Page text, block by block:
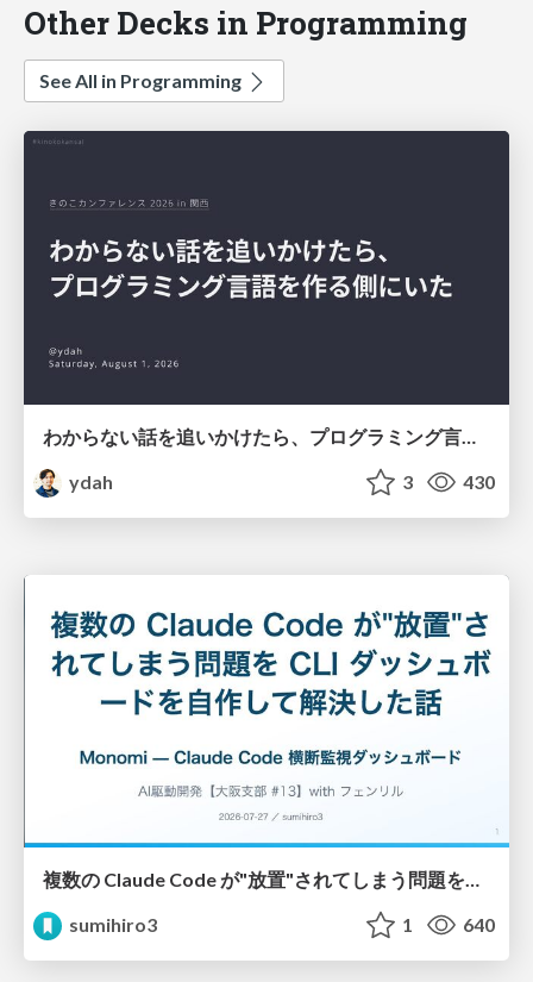
Other Decks in Programming
See All in Programming
ydah
3 430
複数の Claude Code が"放置"されてしまう問題をCLI ダッシュボードを自作して解決した話
sumihiro3
1 640